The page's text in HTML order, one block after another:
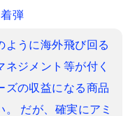
弾
ように海外飛び回る
ジメント等が付く
ズの収益になる商品
だが、確実にアミ